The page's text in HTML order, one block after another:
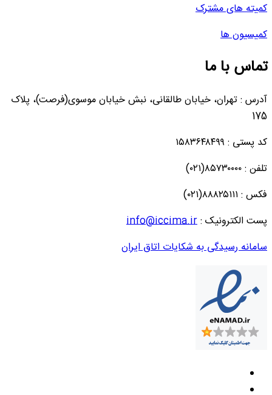
کمیته های مشترک
کمیسیون ها
تماس با ما
آدرس : تهران، خیابان طالقانی، نبش خیابان موسوی(فرصت)، پلاک
175
کد پستی : ۱۵۸۳۶۴۸۴۹۹
تلفن : ۸۵۷۳۰۰۰۰(۰۲۱)
فکس : ۸۸۸۲۵۱۱۱(۰۲۱)
پست الکترونیک :info@iccima.ir
سامانه رسیدگی به شکایات اتاق ایران